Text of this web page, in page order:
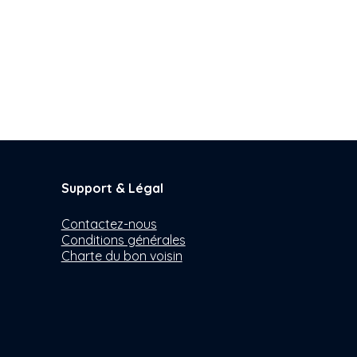
Support & Légal
Contactez-nous
Conditions générales
Charte du bon voisin